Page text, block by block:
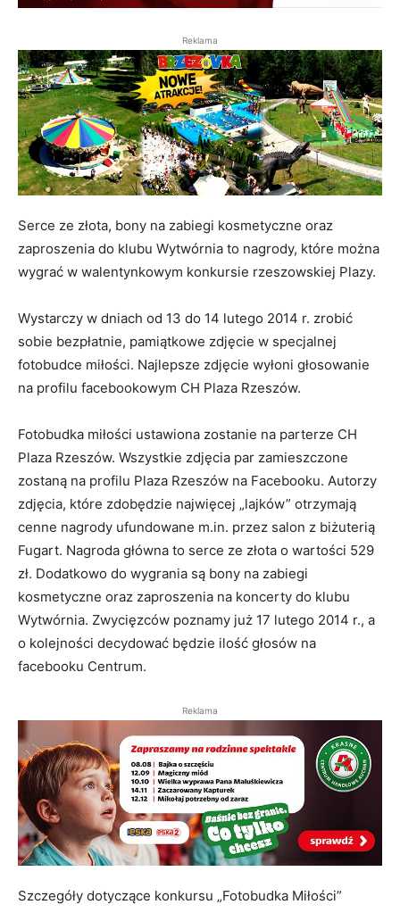
Reklama
Serce ze złota, bony na zabiegi kosmetyczne oraz
zaproszenia do klubu Wytwórnia to nagrody, które można
wygrać w walentynkowym konkursie rzeszowskiej Plazy.
Wystarczy w dniach od 13 do 14 lutego 2014 r. zrobić
sobie bezpłatnie, pamiątkowe zdjęcie w specjalnej
fotobudce miłości. Najlepsze zdjęcie wyłoni głosowanie
na profilu facebookowym CH Plaza Rzeszów.
Fotobudka miłości ustawiona zostanie na parterze CH
Plaza Rzeszów. Wszystkie zdjęcia par zamieszczone
zostaną na profilu Plaza Rzeszów na Facebooku. Autorzy
zdjęcia, które zdobędzie najwięcej „lajków” otrzymają
cenne nagrody ufundowane m.in. przez salon z biżuterią
Fugart. Nagroda główna to serce ze złota o wartości 529
zł. Dodatkowo do wygrania są bony na zabiegi
kosmetyczne oraz zaproszenia na koncerty do klubu
Wytwórnia. Zwycięzców poznamy już 17 lutego 2014 r., a
o kolejności decydować będzie ilość głosów na
facebooku Centrum.
Reklama
Szczegóły dotyczące konkursu „Fotobudka Miłości”